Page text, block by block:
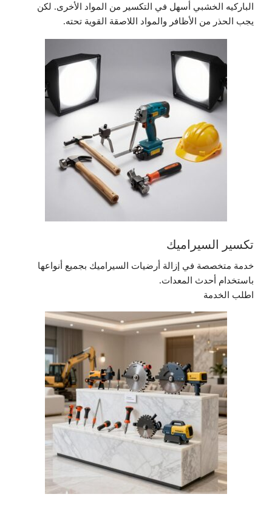
الباركيه الخشبي أسهل في التكسير من المواد الأخرى. لكن
يجب الحذر من الأظافر والمواد اللاصقة القوية تحته.
تكسير السيراميك
خدمة متخصصة في إزالة أرضيات السيراميك بجميع أنواعها
باستخدام أحدث المعدات.
اطلب الخدمة